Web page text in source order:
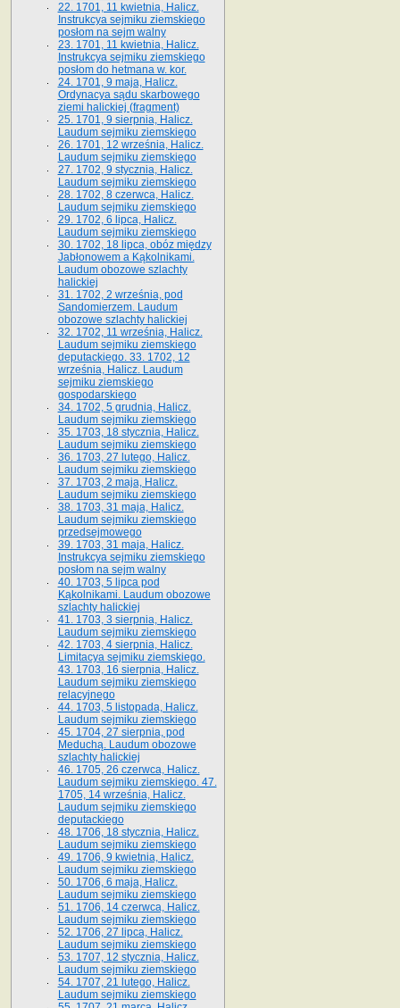
22. 1701, 11 kwietnia, Halicz.
Instrukcya sejmiku ziemskiego
posłom na sejm walny
23. 1701, 11 kwietnia, Halicz.
Instrukcya sejmiku ziemskiego
posłom do hetmana w. kor.
24. 1701, 9 maja, Halicz.
Ordynacya sądu skarbowego
ziemi halickiej (fragment)
25. 1701, 9 sierpnia, Halicz.
Laudum sejmiku ziemskiego
26. 1701, 12 września, Halicz.
Laudum sejmiku ziemskiego
27. 1702, 9 stycznia, Halicz.
Laudum sejmiku ziemskiego
28. 1702, 8 czerwca, Halicz.
Laudum sejmiku ziemskiego
29. 1702, 6 lipca, Halicz.
Laudum sejmiku ziemskiego
30. 1702, 18 lipca, obóz między
Jabłonowem a Kąkolnikami.
Laudum obozowe szlachty
halickiej
31. 1702, 2 września, pod
Sandomierzem. Laudum
obozowe szlachty halickiej
32. 1702, 11 września, Halicz.
Laudum sejmiku ziemskiego
deputackiego. 33. 1702, 12
września, Halicz. Laudum
sejmiku ziemskiego
gospodarskiego
34. 1702, 5 grudnia, Halicz.
Laudum sejmiku ziemskiego
35. 1703, 18 stycznia, Halicz.
Laudum sejmiku ziemskiego
36. 1703, 27 lutego, Halicz.
Laudum sejmiku ziemskiego
37. 1703, 2 maja, Halicz.
Laudum sejmiku ziemskiego
38. 1703, 31 maja, Halicz.
Laudum sejmiku ziemskiego
przedsejmowego
39. 1703, 31 maja, Halicz.
Instrukcya sejmiku ziemskiego
posłom na sejm walny
40. 1703, 5 lipca pod
Kąkolnikami. Laudum obozowe
szlachty halickiej
41­. 1703, 3 sierpnia, Halicz.
Laudum sejmiku ziemskiego
42. 1703, 4 sierpnia, Halicz.
Limitacya sejmiku ziemskiego.
43. 1703, 16 sierpnia, Halicz.
Laudum sejmiku ziemskiego
relacyjnego
44. 1703, 5 listopada, Halicz.
Laudum sejmiku ziemskiego
45. 1704, 27 sierpnia, pod
Meduchą. Laudum obozowe
szlachty halickiej
46. 1705, 26 czerwca, Halicz.
Laudum sejmiku ziemskiego. 47.
1705, 14 września, Halicz.
Laudum sejmiku ziemskiego
deputackiego
48. 1706, 18 stycznia, Halicz.
Laudum sejmiku ziemskiego
49. 1706, 9 kwietnia, Halicz.
Laudum sejmiku ziemskiego
50. 1706, 6 maja, Halicz.
Laudum sejmiku ziemskiego
51. 1706, 14 czerwca, Halicz.
Laudum sejmiku ziemskiego
52. 1706, 27 lipca, Halicz.
Laudum sejmiku ziemskiego
53. 1707, 12 stycznia, Halicz.
Laudum sejmiku ziemskiego
54. 1707, 21 lutego, Halicz.
Laudum sejmiku ziemskiego